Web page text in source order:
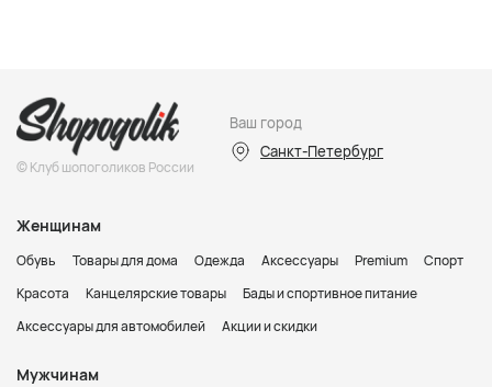
© Клуб шопоголиков России
Ваш город
Санкт-Петербург
Женщинам
Обувь Товары для дома Одежда Аксессуары Premium
Спорт
Красота
Канцелярские товары
Бады и спортивное питание
Аксессуары для автомобилей
Акции и скидки
Мужчинам